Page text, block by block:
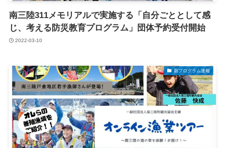
南三陸311メモリアルで実施する「自分ごととして感
じ、考える防災教育プログラム」団体予約受付開始
2022-03-10
新プログラム速報